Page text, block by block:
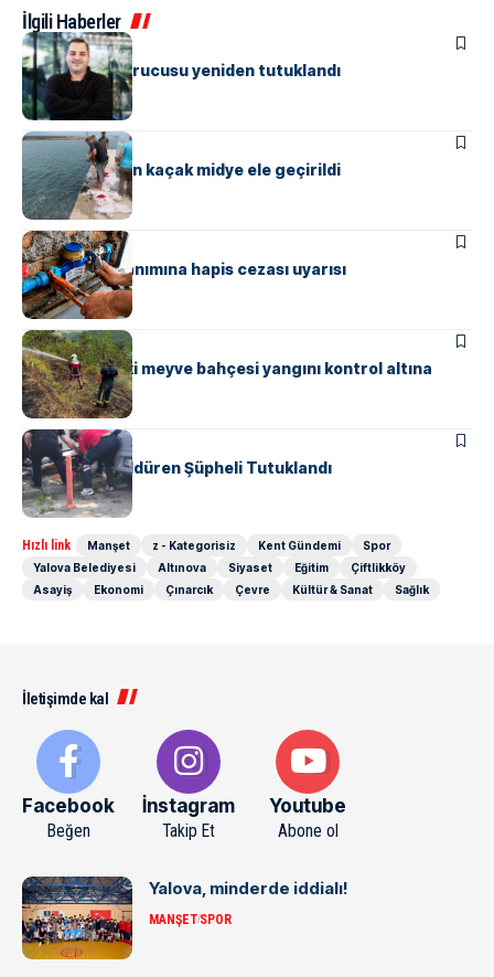
İlgili Haberler
ASAYIŞ
Papara’nın kurucusu yeniden tutuklandı
ASAYIŞ
Yalova’da 3 ton kaçak midye ele geçirildi
ASAYIŞ
Kaçak su kullanımına hapis cezası uyarısı
ASAYIŞ
Güneyköy’deki meyve bahçesi yangını kontrol altına
alındı
ASAYIŞ
Komşusunu Öldüren Şüpheli Tutuklandı
Hızlı link Manşet z - Kategorisiz Kent Gündemi
Spor
Yalova Belediyesi
Altınova Siyaset Eğitim
Çiftlikköy
Asayiş
Ekonomi Çınarcık Çevre Kültür & Sanat Sağlık
İletişimde kal
Facebook
Beğen
İnstagram
Takip Et
Youtube
Abone ol
Yalova, minderde iddialı!
MANŞETSPOR